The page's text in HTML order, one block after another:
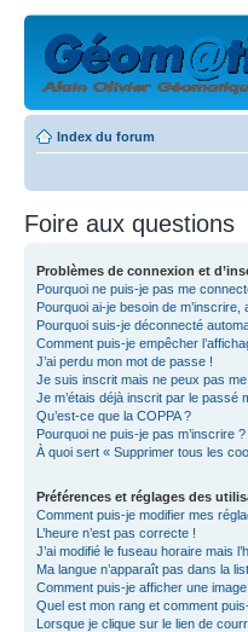
Index du forum
Foire aux questions
Problèmes de connexion et
Pourquoi ne puis-je pas me
Pourquoi ai-je besoin de m’inscrire,
Pourquoi suis-je déconnecté
Comment puis-je empêcher
J’ai perdu mon mot de passe !
Je suis inscrit mais ne peux pas
Je m’étais déjà inscrit par le passé
Qu’est-ce que la COPPA ?
Pourquoi ne puis-je pas m’inscrire ?
À quoi sert « Supprimer tous les
Préférences et réglages des
Comment puis-je modifier mes
L’heure n’est pas correcte !
J’ai modifié le fuseau horaire mais
Ma langue n’apparaît pas dans la
Comment puis-je afficher une
Quel est mon rang et comment
Lorsque je clique sur le lien de